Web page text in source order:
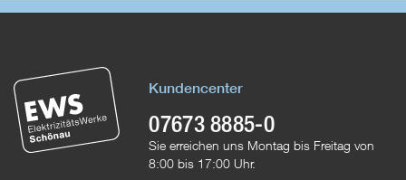
Kundencenter
07673 8885-0
Sie erreichen uns Montag bis Freitag von
8:00 bis 17:00 Uhr.